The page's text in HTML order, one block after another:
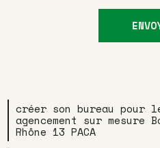
créer son bureau
agencement sur mesure
Rhône 13 PACA